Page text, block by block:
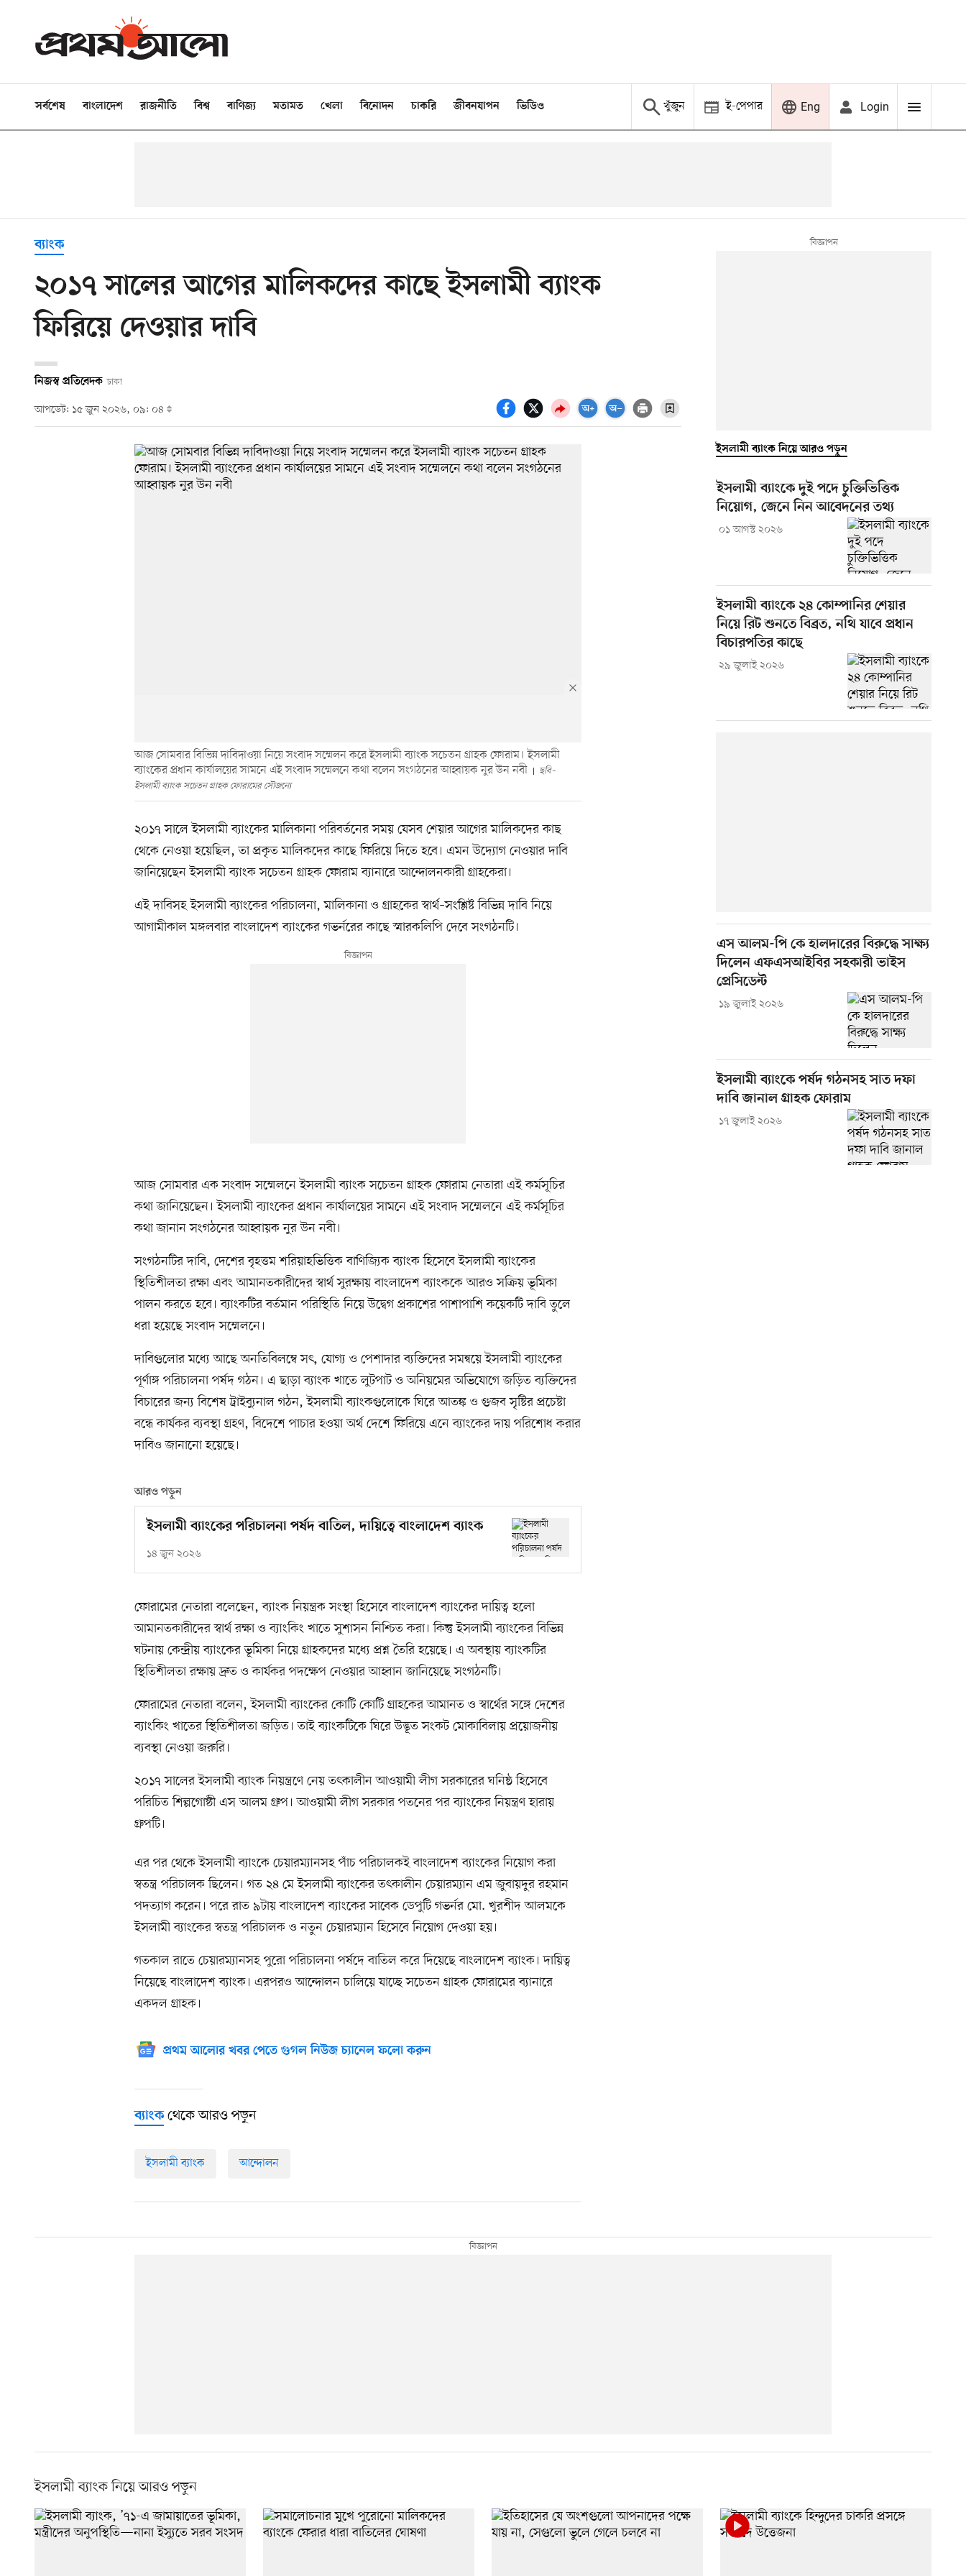
সর্বশেষ বাংলাদেশ রাজনীতি বিশ্ব বাণিজ্য মতামত খেলা বিনোদন চাকরি জীবনযাপন ভিডিও খুঁজুন ই-পেপার Eng Login
ব্যাংক
২০১৭ সালের আগের মালিকদের কাছে ইসলামী ব্যাংক
ফিরিয়ে দেওয়ার দাবি
নিজস্ব প্রতিবেদক ঢাকা
আপডেট: ১৫ জুন ২০২৬, ০৯: ০৪
আজ সোমবার বিভিন্ন দাবিদাওয়া নিয়ে সংবাদ সম্মেলন করে ইসলামী ব্যাংক সচেতন গ্রাহক ফোরাম। ইসলামী
ব্যাংকের প্রধান কার্যালয়ের সামনে এই সংবাদ সম্মেলনে কথা বলেন সংগঠনের আহ্বায়ক নুর উন নবী
ছবি–
ইসলামী ব্যাংক সচেতন গ্রাহক ফোরামের সৌজন্যে
২০১৭ সালে ইসলামী ব্যাংকের মালিকানা পরিবর্তনের সময় যেসব শেয়ার আগের মালিকদের কাছ
থেকে নেওয়া হয়েছিল, তা প্রকৃত মালিকদের কাছে ফিরিয়ে দিতে হবে। এমন উদ্যোগ নেওয়ার দাবি
জানিয়েছেন ইসলামী ব্যাংক সচেতন গ্রাহক ফোরাম ব্যানারে আন্দোলনকারী গ্রাহকেরা।
এই দাবিসহ ইসলামী ব্যাংকের পরিচালনা, মালিকানা ও গ্রাহকের স্বার্থ–সংশ্লিষ্ট বিভিন্ন দাবি নিয়ে
আগামীকাল মঙ্গলবার বাংলাদেশ ব্যাংকের গভর্নরের কাছে স্মারকলিপি দেবে সংগঠনটি।
আজ সোমবার এক সংবাদ সম্মেলনে ইসলামী ব্যাংক সচেতন গ্রাহক ফোরাম নেতারা এই কর্মসূচির
কথা জানিয়েছেন। ইসলামী ব্যাংকের প্রধান কার্যালয়ের সামনে এই সংবাদ সম্মেলনে এই কর্মসূচির
কথা জানান সংগঠনের আহ্বায়ক নুর উন নবী।
সংগঠনটির দাবি, দেশের বৃহত্তম শরিয়াহভিত্তিক বাণিজ্যিক ব্যাংক হিসেবে ইসলামী ব্যাংকের
স্থিতিশীলতা রক্ষা এবং আমানতকারীদের স্বার্থ সুরক্ষায় বাংলাদেশ ব্যাংককে আরও সক্রিয় ভূমিকা
পালন করতে হবে। ব্যাংকটির বর্তমান পরিস্থিতি নিয়ে উদ্বেগ প্রকাশের পাশাপাশি কয়েকটি দাবি তুলে
ধরা হয়েছে সংবাদ সম্মেলনে।
দাবিগুলোর মধ্যে আছে অনতিবিলম্বে সৎ, যোগ্য ও পেশাদার ব্যক্তিদের সমন্বয়ে ইসলামী ব্যাংকের
পূর্ণাঙ্গ পরিচালনা পর্ষদ গঠন। এ ছাড়া ব্যাংক খাতে লুটপাট ও অনিয়মের অভিযোগে জড়িত ব্যক্তিদের
বিচারের জন্য বিশেষ ট্রাইব্যুনাল গঠন, ইসলামী ব্যাংকগুলোকে ঘিরে আতঙ্ক ও গুজব সৃষ্টির প্রচেষ্টা
বন্ধে কার্যকর ব্যবস্থা গ্রহণ, বিদেশে পাচার হওয়া অর্থ দেশে ফিরিয়ে এনে ব্যাংকের দায় পরিশোধ করার
দাবিও জানানো হয়েছে।
আরও পড়ুন
ইসলামী ব্যাংকের পরিচালনা পর্ষদ বাতিল, দায়িত্বে বাংলাদেশ ব্যাংক
১৪ জুন ২০২৬
ফোরামের নেতারা বলেছেন, ব্যাংক নিয়ন্ত্রক সংস্থা হিসেবে বাংলাদেশ ব্যাংকের দায়িত্ব হলো
আমানতকারীদের স্বার্থ রক্ষা ও ব্যাংকিং খাতে সুশাসন নিশ্চিত করা। কিন্তু ইসলামী ব্যাংকের বিভিন্ন
ঘটনায় কেন্দ্রীয় ব্যাংকের ভূমিকা নিয়ে গ্রাহকদের মধ্যে প্রশ্ন তৈরি হয়েছে। এ অবস্থায় ব্যাংকটির
স্থিতিশীলতা রক্ষায় দ্রুত ও কার্যকর পদক্ষেপ নেওয়ার আহ্বান জানিয়েছে সংগঠনটি।
ফোরামের নেতারা বলেন, ইসলামী ব্যাংকের কোটি কোটি গ্রাহকের আমানত ও স্বার্থের সঙ্গে দেশের
ব্যাংকিং খাতের স্থিতিশীলতা জড়িত। তাই ব্যাংকটিকে ঘিরে উদ্ভূত সংকট মোকাবিলায় প্রয়োজনীয়
ব্যবস্থা নেওয়া জরুরি।
২০১৭ সালের ইসলামী ব্যাংক নিয়ন্ত্রণে নেয় তৎকালীন আওয়ামী লীগ সরকারের ঘনিষ্ঠ হিসেবে
পরিচিত শিল্পগোষ্ঠী এস আলম গ্রুপ। আওয়ামী লীগ সরকার পতনের পর ব্যাংকের নিয়ন্ত্রণ হারায়
গ্রুপটি।
এর পর থেকে ইসলামী ব্যাংকে চেয়ারম্যানসহ পাঁচ পরিচালকই বাংলাদেশ ব্যাংকের নিয়োগ করা
স্বতন্ত্র পরিচালক ছিলেন। গত ২৪ মে ইসলামী ব্যাংকের তৎকালীন চেয়ারম্যান এম জুবায়দুর রহমান
পদত্যাগ করেন। পরে রাত ৯টায় বাংলাদেশ ব্যাংকের সাবেক ডেপুটি গভর্নর মো. খুরশীদ আলমকে
ইসলামী ব্যাংকের স্বতন্ত্র পরিচালক ও নতুন চেয়ারম্যান হিসেবে নিয়োগ দেওয়া হয়।
গতকাল রাতে চেয়ারম্যানসহ পুরো পরিচালনা পর্ষদে বাতিল করে দিয়েছে বাংলাদেশ ব্যাংক। দায়িত্ব
নিয়েছে বাংলাদেশ ব্যাংক। এরপরও আন্দোলন চালিয়ে যাচ্ছে সচেতন গ্রাহক ফোরামের ব্যানারে
একদল গ্রাহক।
প্রথম আলোর খবর পেতে গুগল নিউজ চ্যানেল ফলো করুন
ব্যাংকথেকে আরও পড়ুন
ইসলামী ব্যাংক আন্দোলন
ইসলামী ব্যাংক নিয়ে আরও পড়ুন
ইসলামী ব্যাংকে দুই পদে চুক্তিভিত্তিক
নিয়োগ, জেনে নিন আবেদনের তথ্য
০১ আগস্ট ২০২৬
ইসলামী ব্যাংকে ২৪ কোম্পানির শেয়ার
নিয়ে রিট শুনতে বিব্রত, নথি যাবে প্রধান
বিচারপতির কাছে
২৯ জুলাই ২০২৬
এস আলম-পি কে হালদারের বিরুদ্ধে সাক্ষ্য
দিলেন এফএসআইবির সহকারী ভাইস
প্রেসিডেন্ট
১৯ জুলাই ২০২৬
ইসলামী ব্যাংকে পর্ষদ গঠনসহ সাত দফা
দাবি জানাল গ্রাহক ফোরাম
১৭ জুলাই ২০২৬
ইসলামী ব্যাংক নিয়ে আরও পড়ুন